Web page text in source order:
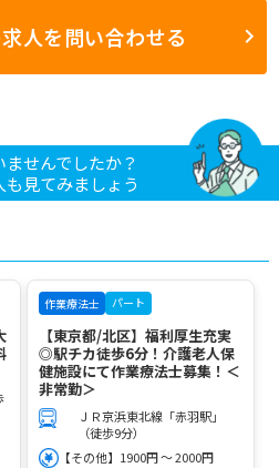
人を問い合わせる
せんでしたか？
見てみましょう
作業療法士 パート
【東京都/北区】福利厚生充実
◎駅チカ徒歩6分！介護老人保
健施設にて作業療法士募集！＜
非常勤＞
ＪＲ京浜東北線「赤羽駅」
（徒歩9分）
【その他】1900円 ～ 2000円